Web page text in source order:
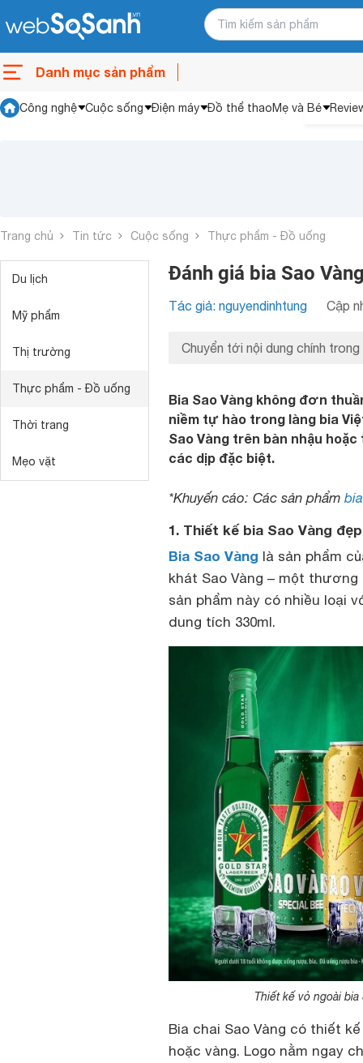
Danh mục sản phẩm
Công nghệ Cuộc sống Điện máy Đồ thể thaoMẹ và Bé
Trang chủ Tin tức Cuộc sống Thực phẩm - Đồ uống
Du lịch
Mỹ phẩm
Thị trường
Thực phẩm - Đồ uống
Thời trang
Mẹo vặt
Đánh giá bia Sao
Tác giả: nguyendinhtung Cập
Chuyển tới nội dung chính trong
Bia Sao Vàng không đơn
niềm tự hào trong làng bia
Sao Vàng trên bàn nhậu
các dịp đặc biệt.
*Khuyến cáo: Các sản phẩm bia
1. Thiết kế bia Sao Vàng
Bia Sao Vàng là sản phẩm
khát Sao Vàng – một
sản phẩm này có nhiều loại
dung tích 330ml.
Thiết kế vỏ ngoài
Bia chai Sao Vàng có thiết
hoặc vàng. Logo nằm ngay